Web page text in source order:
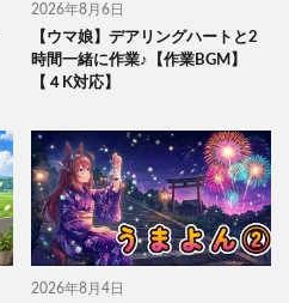
2026年8月6日
【ウマ娘】デアリングハートと2
時間一緒に作業♪【作業BGM】
【４K対応】
2026年8月4日